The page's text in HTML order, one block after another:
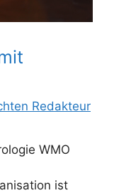
Redakteur
WMO
ist